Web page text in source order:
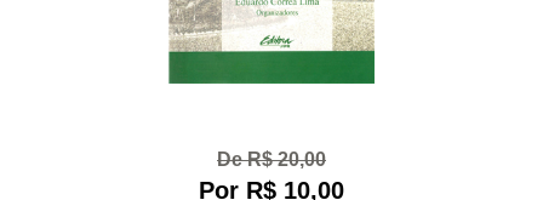
De R$ 20,00
Por R$ 10,00